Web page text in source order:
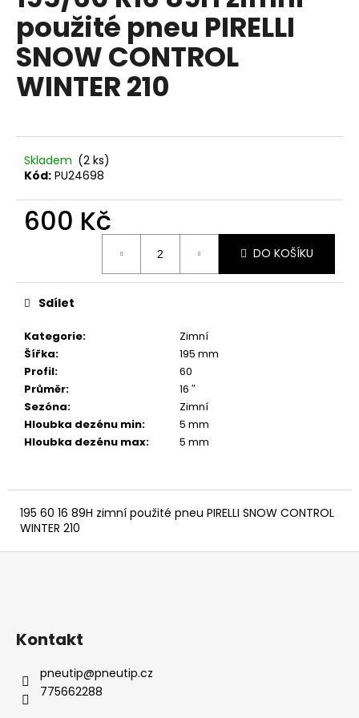
5
hvězdiček.
použité pneu PIRELLI
SNOW CONTROL
WINTER 210
Skladem (2 ks)
Kód: PU24698
600 Kč
DO KOŠÍKU
Kategorie:
Zimní
Šířka:
195 mm
Profil:
60
Průměr:
16 ″
Sezóna:
Zimní
Hloubka dezénu min:
5 mm
Hloubka dezénu max: 5 mm
Sdílet
195 60 16 89H zimní použité pneu PIRELLI SNOW CONTROL
WINTER 210
a
j
í
t
?
o
u
č
u
e
m
e
Z
Kontakt
pneutip@pneutip.cz
775662288